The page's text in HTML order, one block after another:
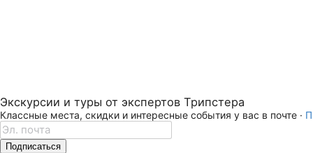
Экскурсии и туры от экспертов Трипстера
Классные места, скидки и интересные события у вас в почте ·
Подписаться